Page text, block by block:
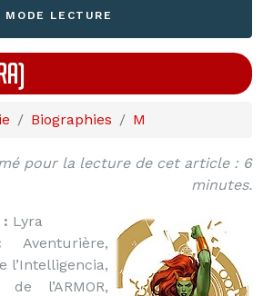
MODE LECTURE
Biographies M
pour la lecture de cet article : 6
minutes.
Lyra
Aventurière,
l’Intelligencia,
l’ARMOR,